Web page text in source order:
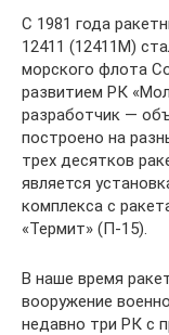
С 1981 года
12411 (12411М)
морского флота
развитием РК
разработчик —
построено на
трех десятков
является
комплекса с
«Термит» (П-15).
В наше время
вооружение
недавно три РК с